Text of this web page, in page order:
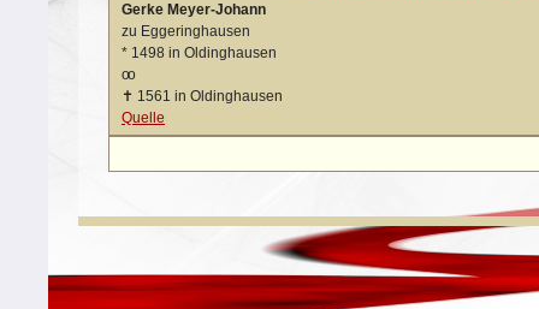
Gerke Meyer-Johann
zu Eggeringhausen
* 1498 in Oldinghausen
oo
✝ 1561 in Oldinghausen
Quelle